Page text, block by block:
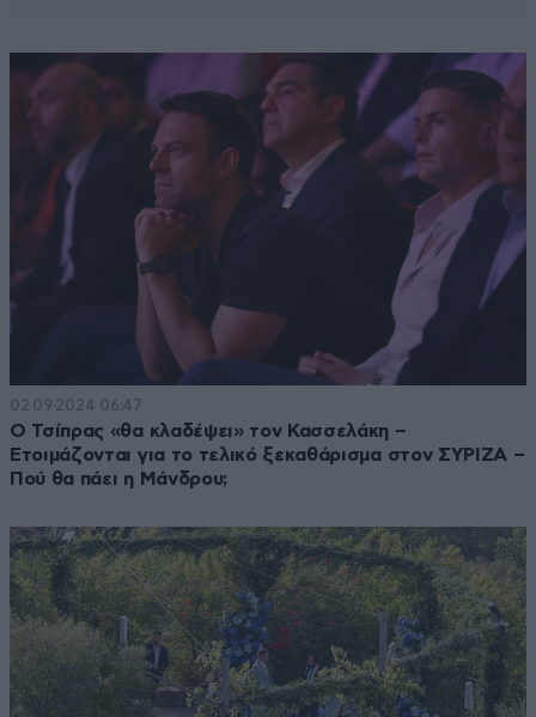
02·09·2024 06:47
Ο Τσίπρας «θα κλαδέψει» τον Κασσελάκη –
Ετοιμάζονται για το τελικό ξεκαθάρισμα στον ΣΥΡΙΖΑ –
Πού θα πάει η Μάνδρου;